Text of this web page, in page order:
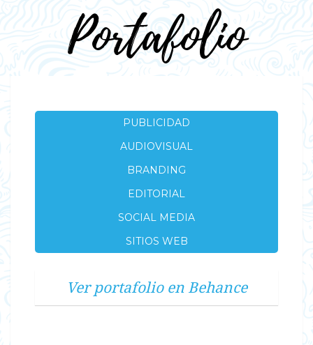
Portafolio
PUBLICIDAD
AUDIOVISUAL
BRANDING
EDITORIAL
SOCIAL MEDIA
SITIOS WEB
Ver portafolio en Behance